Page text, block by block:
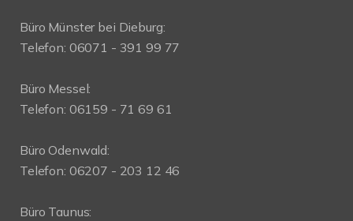
Büro Münster bei Dieburg:
Telefon: 06071 - 391 99 77
Büro Messel:
Telefon: 06159 - 71 69 61
Büro Odenwald:
Telefon: 06207 - 203 12 46
Büro Taunus: